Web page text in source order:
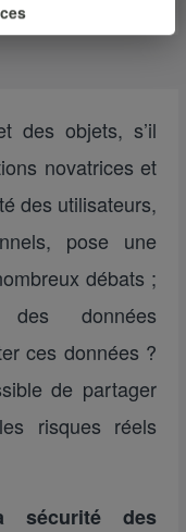
des objets, s’il
novatrices et
des utilisateurs,
pose une
débats ;
des données
ces données ?
de partager
risques réels
sécurité des